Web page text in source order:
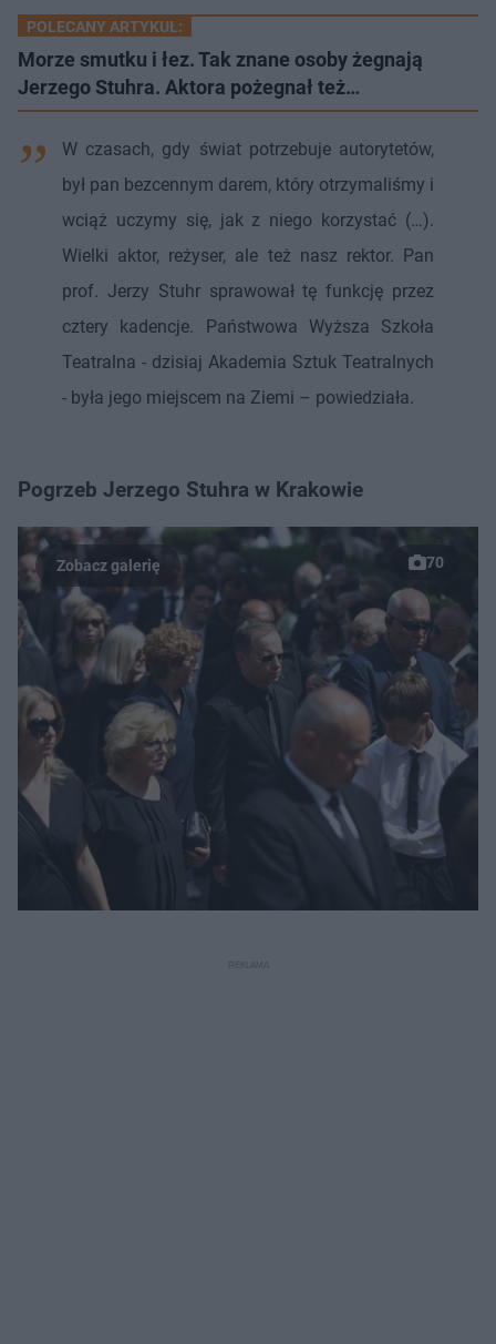
POLECANY ARTYKUŁ:
Morze smutku i łez. Tak znane osoby żegnają
Jerzego Stuhra. Aktora pożegnał też…
W czasach, gdy świat potrzebuje autorytetów,
był pan bezcennym darem, który otrzymaliśmy i
wciąż uczymy się, jak z niego korzystać (…).
Wielki aktor, reżyser, ale też nasz rektor. Pan
prof. Jerzy Stuhr sprawował tę funkcję przez
cztery kadencje. Państwowa Wyższa Szkoła
Teatralna - dzisiaj Akademia Sztuk Teatralnych
- była jego miejscem na Ziemi – powiedziała.
Pogrzeb Jerzego Stuhra w Krakowie
70